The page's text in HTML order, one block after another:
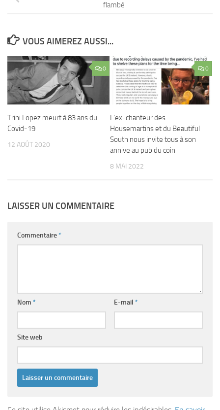
flambé
VOUS AIMEREZ AUSSI...
0
Trini Lopez meurt à 83 ans du
Covid-19
12 AOÛT 2020
0
L’ex-chanteur des
Housemartins et du Beautiful
South nous invite tous à son
annive au pub du coin
8 MAI 2022
LAISSER UN COMMENTAIRE
Commentaire*
Nom * E-mail *
Site web